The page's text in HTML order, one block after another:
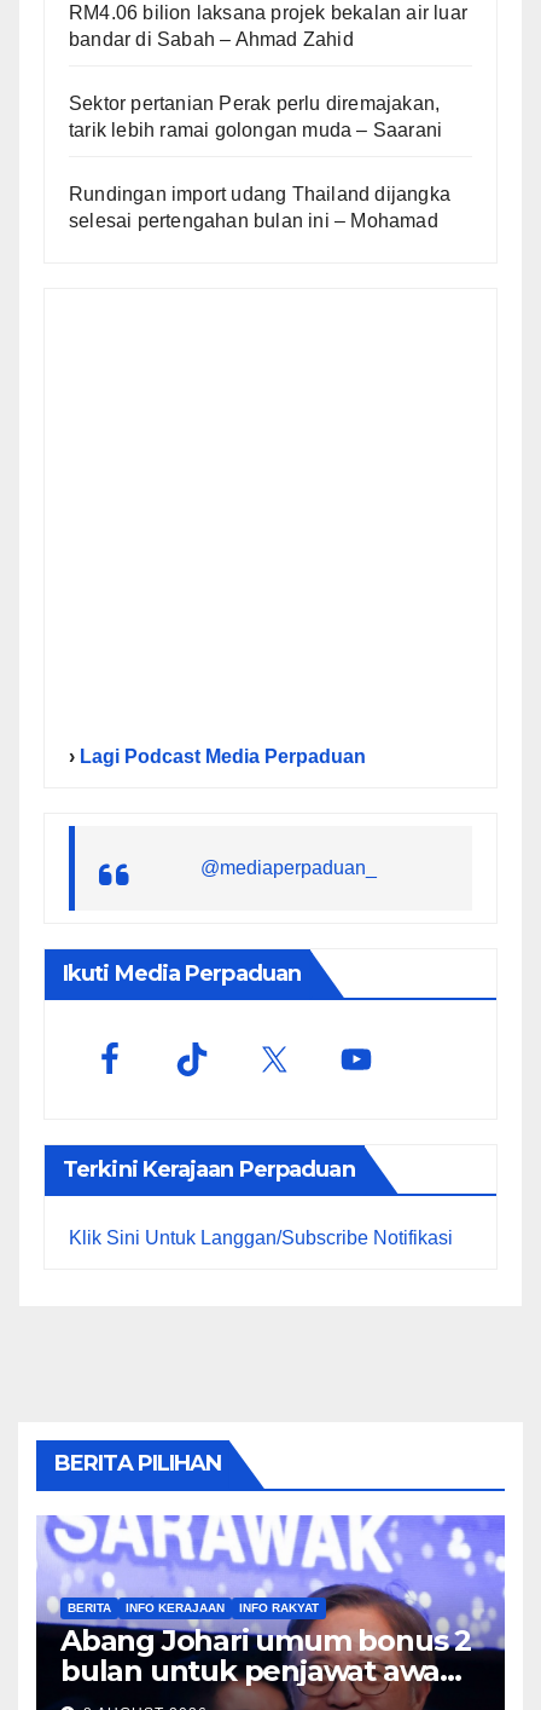
RM4.06 bilion laksana projek bekalan air luar
bandar di Sabah – Ahmad Zahid
Sektor pertanian Perak perlu diremajakan,
tarik lebih ramai golongan muda – Saarani
Rundingan import udang Thailand dijangka
selesai pertengahan bulan ini – Mohamad
› Lagi Podcast Media Perpaduan
@mediaperpaduan_
Ikuti Media Perpaduan
Terkini Kerajaan Perpaduan
Klik Sini Untuk Langgan/Subscribe Notifikasi
BERITA PILIHAN
BERITA INFO KERAJAAN INFO RAKYAT
Abang Johari umum bonus 2
bulan untuk penjawat awam
Sarawak